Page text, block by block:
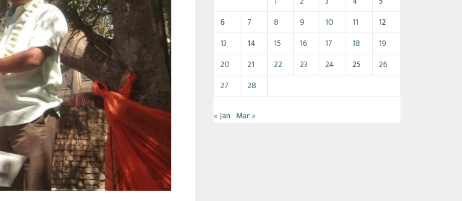
6
7 8 9 10 11
12
13
14 15 16 17 18
19
20
21 22 23 24 25
26
27
28
« Jan Mar »